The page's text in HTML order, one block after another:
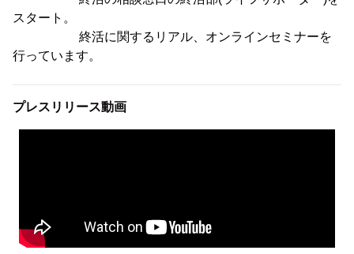
スタート。
終活に関するリアル、オンラインセミナーを
行っています。
プレスリリース動画